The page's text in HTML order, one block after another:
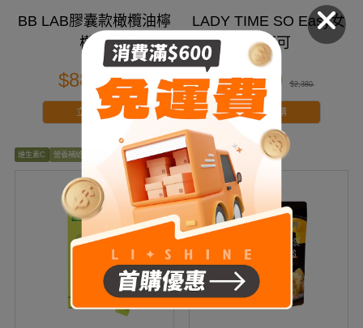
BB LAB膠囊款橄欖油檸
檬汁
$880 $1,080
立即搶購
LADY TIME SO Easy女
神可可
$2,280 $2,380
立即搶購
維生素C 營養補給 豐富膳食纖維 膳食纖維 蛋白質